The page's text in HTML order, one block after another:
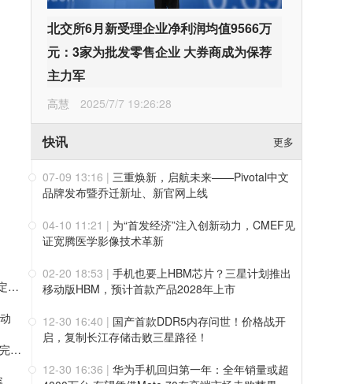
上半年净利破百亿、业绩指引大幅上调！药明康德凭三层确定性接住K型分化红利
值得买科技OpenHubs首批上线阿里云Qwen3.8-Max，持续完善企业多模型服务
北交所6月新受理企业净利润均值9566万
元：3家为批发零售企业 大券商成为保荐
主力军
高慧 2025/7/7 19:26:28
快讯 更多
07-09 13:16 | 三重焕新，启航未来——Pivotal中文
品牌发布暨乔迁新址、新官网上线
04-10 11:21 | 为“首发经济”注入创新动力，CMEF见
证宽腾医学影像技术革新
02-20 18:53 | 手机也要上HBM芯片？三星计划推出
移动版HBM，预计首款产品2028年上市
12-30 16:40 | 国产首款DDR5内存问世！价格战开
启，复制长江存储击败三星路径！
12-30 16:36 | 华为手机回归第一年：全年销量或超